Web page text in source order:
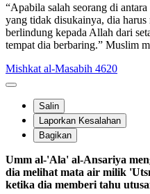
“Apabila salah seorang di
yang tidak disukainya, dia
berlindung kepada Allah dari
tempat dia berbaring.” Muslim
Mishkat al-Masabih 4620
Salin
Laporkan Kesalahan
Bagikan
Umm al-'Ala' al-Ansariya
dia melihat mata air milik
ketika dia memberi tahu